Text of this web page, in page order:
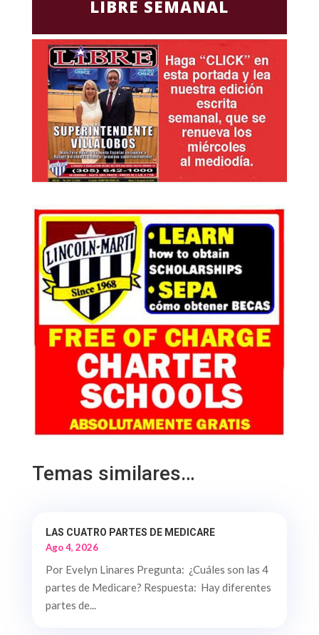
LIBRE SEMANAL
Temas similares…
LAS CUATRO PARTES DE MEDICARE
Ago 4, 2026
Por Evelyn Linares Pregunta: ¿Cuáles son las 4
partes de Medicare? Respuesta: Hay diferentes
partes de...